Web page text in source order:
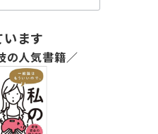
ます
の人気書籍／